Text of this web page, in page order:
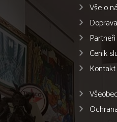
Vše o
Partneři
Ceník
Kontakt